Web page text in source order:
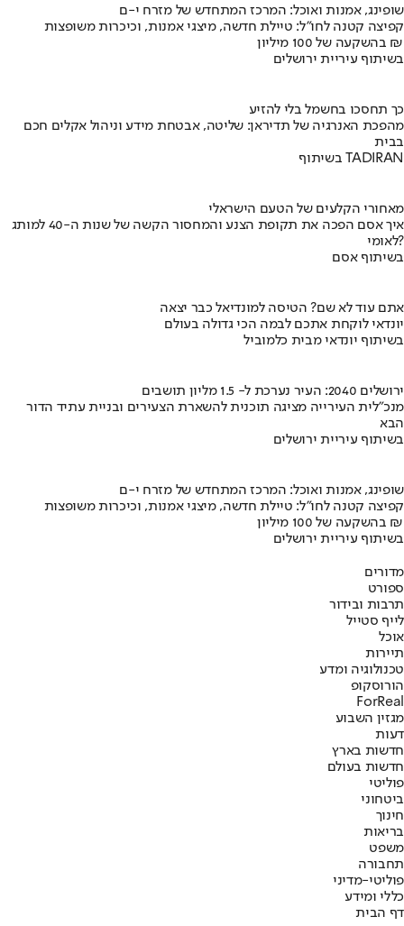
שופינג, אמנות ואוכל: המרכז המתחדש של מזרח י-ם
קפיצה קטנה לחו"ל: טיילת חדשה, מיצגי אמנות, וכיכרות משופצות
בהשקעה של 100 מיליון ₪
בשיתוף עיריית ירושלים
כך תחסכו בחשמל בלי להזיע
מהפכת האנרגיה של תדיראן: שליטה, אבטחת מידע וניהול אקלים חכם
בבית
בשיתוף TADIRAN
מאחורי הקלעים של הטעם הישראלי
איך אסם הפכה את תקופת הצנע והמחסור הקשה של שנות ה-40 למותג
לאומי?
בשיתוף אסם
אתם עוד לא שם? הטיסה למונדיאל כבר יצאה
יונדאי לוקחת אתכם לבמה הכי גדולה בעולם
בשיתוף יונדאי מבית כלמוביל
ירושלים 2040: העיר נערכת ל- 1.5 מליון תושבים
מנכ"לית העירייה מציגה תוכנית להשארת הצעירים ובניית עתיד הדור
הבא
בשיתוף עיריית ירושלים
שופינג, אמנות ואוכל: המרכז המתחדש של מזרח י-ם
קפיצה קטנה לחו"ל: טיילת חדשה, מיצגי אמנות, וכיכרות משופצות
בהשקעה של 100 מיליון ₪
בשיתוף עיריית ירושלים
מדורים
ספורט
תרבות ובידור
לייף סטייל
אוכל
תיירות
טכנולוגיה ומדע
הורוסקופ
ForReal
מגזין השבוע
דעות
חדשות בארץ
חדשות בעולם
פוליטי
ביטחוני
חינוך
בריאות
משפט
תחבורה
פוליטי-מדיני
כללי ומידע
דף הבית